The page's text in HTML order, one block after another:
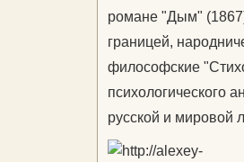
романе "Дым" (1867)
границей,
философские
психологического
русской и мировой